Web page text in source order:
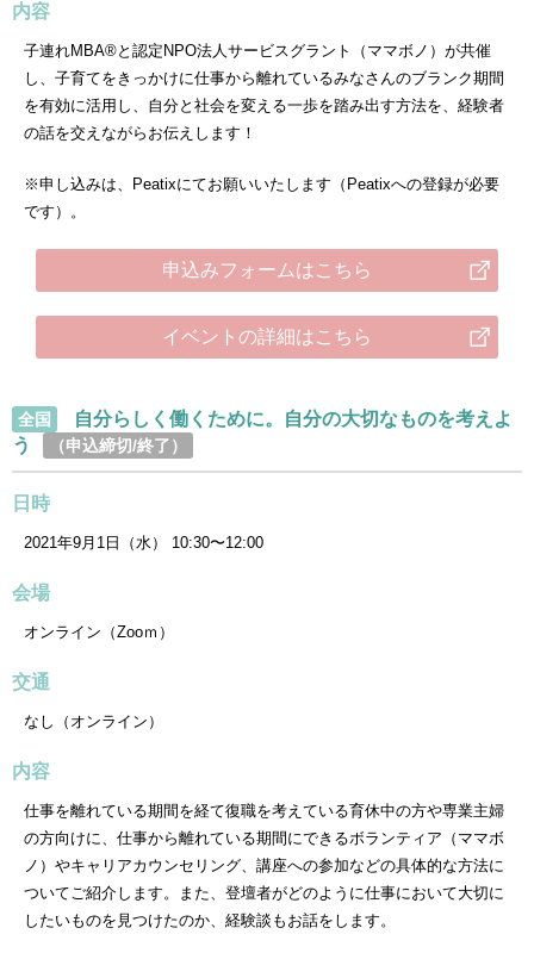
内容
子連れMBA®と認定NPO法人サービスグラント（ママボノ）が共催
し、子育てをきっかけに仕事から離れているみなさんのブランク期間
を有効に活用し、自分と社会を変える一歩を踏み出す方法を、経験者
の話を交えながらお伝えします！
※申し込みは、Peatixにてお願いいたします（Peatixへの登録が必要
です）。
申込みフォームはこちら
イベントの詳細はこちら
全国
自分らしく働くために。自分の大切なものを考えよ
う
（申込締切/終了）
日時
2021年9月1日（水） 10:30〜12:00
会場
オンライン（Zooｍ）
交通
なし（オンライン）
内容
仕事を離れている期間を経て復職を考えている育休中の方や専業主婦
の方向けに、仕事から離れている期間にできるボランティア（ママボ
ノ）やキャリアカウンセリング、講座への参加などの具体的な方法に
ついてご紹介します。また、登壇者がどのように仕事において大切に
したいものを見つけたのか、経験談もお話をします。